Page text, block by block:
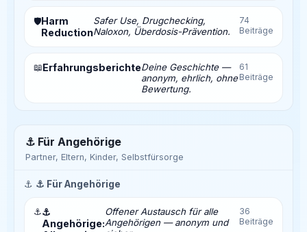
🛡️Harm
Reduction
Safer Use, Drugchecking,
Naloxon, Überdosis-Prävention.
74
Beiträge
📖ErfahrungsberichteDeine Geschichte —
anonym, ehrlich, ohne
Bewertung.
61
Beiträge
⚓ Für Angehörige
Partner, Eltern, Kinder, Selbstfürsorge
⚓ ⚓ Für Angehörige
⚓⚓
Angehörige:
Offener Austausch für alle
Angehörigen — anonym und
36
Beiträge